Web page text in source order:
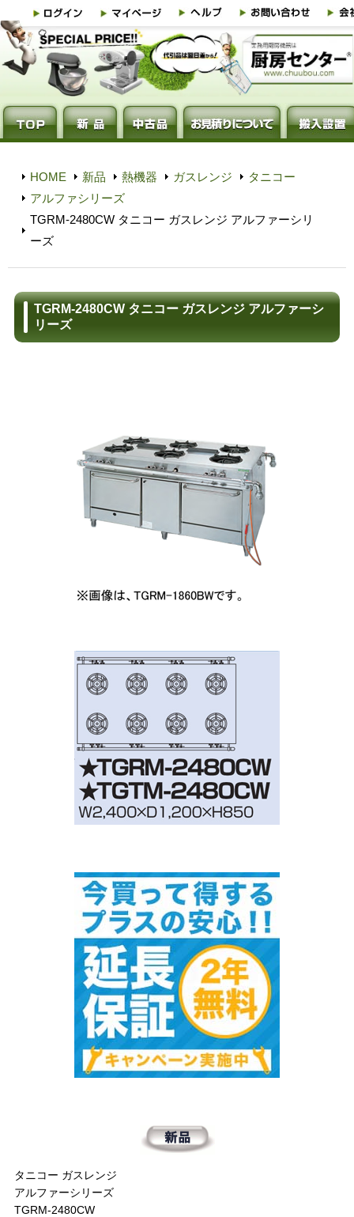
HOME 新品 熱機器 ガスレンジ
タニコー
アルファシリーズ
TGRM-2480CW タニコー ガスレンジ アルファーシリ
ーズ
TGRM-2480CW タニコー ガスレンジ アルファーシ
リーズ
タニコー ガスレンジ
アルファーシリーズ
TGRM-2480CW